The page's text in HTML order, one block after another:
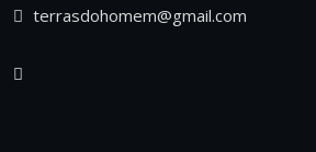
terrasdohomem@gmail.com